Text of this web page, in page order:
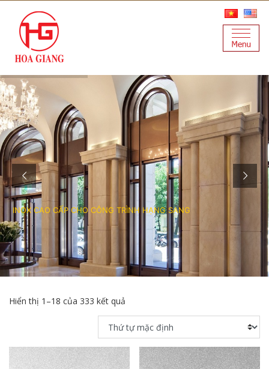
INOX CAO CẤP CHO CÔNG TRÌNH HẠNG SANG
Hiển thị 1–18 của 333 kết quả